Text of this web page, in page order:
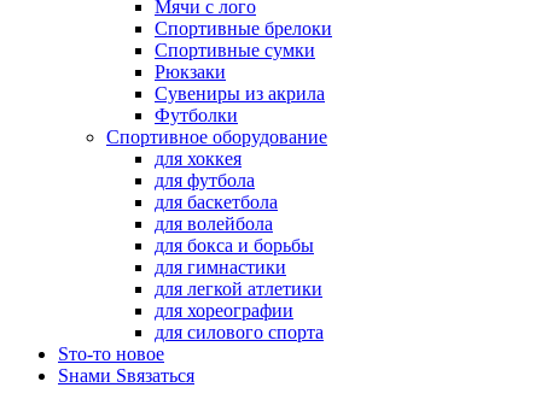
Мячи с лого
Спортивные брелоки
Спортивные сумки
Рюкзаки
Сувениры из акрила
Футболки
Спортивное оборудование
для хоккея
для футбола
для баскетбола
для волейбола
для бокса и борьбы
для гимнастики
для легкой атлетики
для хореографии
для силового спорта
Sто-то новое
Sнами Sвязаться